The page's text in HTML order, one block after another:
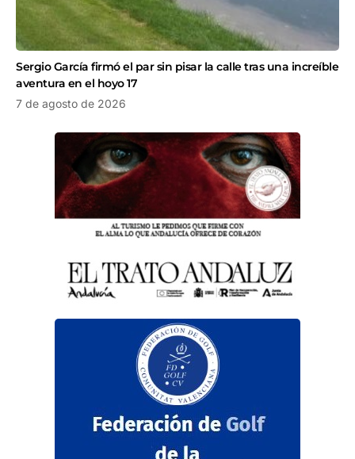
Sergio García firmó el par sin pisar la calle tras una increíble
aventura en el hoyo 17
7 de agosto de 2026